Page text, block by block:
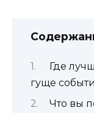
Где
гуще
Что вы